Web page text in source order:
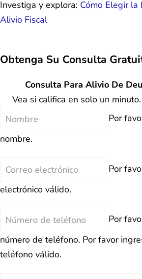
Investiga y explora: Cómo Elegir la
Alivio Fiscal
Obtenga Su Consulta
Consulta Para Alivio De
Vea si califica en solo un
Nombre
Por
nombre.
Correo
Por
electrónico válido.
Teléfono
Por
número de teléfono. Por favor
teléfono válido.